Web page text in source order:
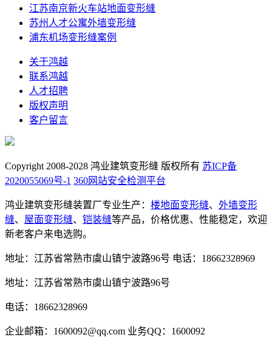
江苏南京新火车站地面变形缝
苏州人才公寓外墙变形缝
浦东机场变形缝案例
关于鸿越
联系鸿越
人才招聘
版权声明
客户留言
Copyright 2008-2028 鸿业建筑变形缝 版权所有 苏ICP备
2020055069号-1 360网站安全检测平台
鸿业建筑变形缝装置厂专业生产： 楼地面变形缝、 外墙变形
缝、 屋面变形缝、 铠装缝等产品，价格优惠、性能稳定，欢迎
新老客户来电选购。
地址：江苏省常熟市虞山镇宁波路96号 电话：18662328969
地址：江苏省常熟市虞山镇宁波路96号
电话：18662328969
企业邮箱：1600092@qq.com 业务QQ：1600092